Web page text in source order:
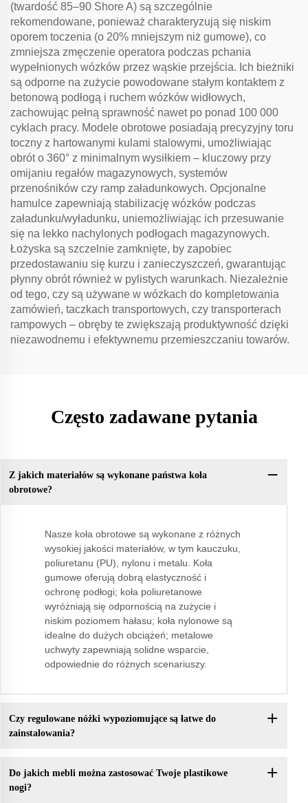
(twardość 85–90 Shore A) są szczególnie
rekomendowane, ponieważ charakteryzują się niskim
oporem toczenia (o 20% mniejszym niż gumowe), co
zmniejsza zmęczenie operatora podczas pchania
wypełnionych wózków przez wąskie przejścia. Ich bieżniki
są odporne na zużycie powodowane stałym kontaktem z
betonową podłogą i ruchem wózków widłowych,
zachowując pełną sprawność nawet po ponad 100 000
cyklach pracy. Modele obrotowe posiadają precyzyjny toru
toczny z hartowanymi kulami stalowymi, umożliwiając
obrót o 360° z minimalnym wysiłkiem – kluczowy przy
omijaniu regałów magazynowych, systemów
przenośników czy ramp załadunkowych. Opcjonalne
hamulce zapewniają stabilizację wózków podczas
załadunku/wyładunku, uniemożliwiając ich przesuwanie
się na lekko nachylonych podłogach magazynowych.
Łożyska są szczelnie zamknięte, by zapobiec
przedostawaniu się kurzu i zanieczyszczeń, gwarantując
płynny obrót również w pylistych warunkach. Niezależnie
od tego, czy są używane w wózkach do kompletowania
zamówień, taczkach transportowych, czy transporterach
rampowych – obręby te zwiększają produktywność dzięki
niezawodnemu i efektywnemu przemieszczaniu towarów.
Często zadawane pytania
Z jakich materiałów są wykonane państwa koła
obrotowe?
Nasze koła obrotowe są wykonane z różnych
wysokiej jakości materiałów, w tym kauczuku,
poliuretanu (PU), nylonu i metalu. Koła
gumowe oferują dobrą elastyczność i
ochronę podłogi; koła poliuretanowe
wyróżniają się odpornością na zużycie i
niskim poziomem hałasu; koła nylonowe są
idealne do dużych obciążeń; metalowe
uchwyty zapewniają solidne wsparcie,
odpowiednie do różnych scenariuszy.
Czy regulowane nóżki wypoziomujące są łatwe do
zainstalowania?
Do jakich mebli można zastosować Twoje plastikowe
nogi?